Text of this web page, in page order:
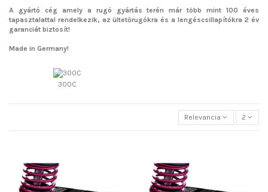
A gyártó cég amely a rugó gyártás terén már több mint 100 éves
tapasztalattal rendelkezik, az ültetőrugókra és a lengéscsillapítókra 2 év
garanciát biztosít!
Made in Germany!
300C
Relevancia 2